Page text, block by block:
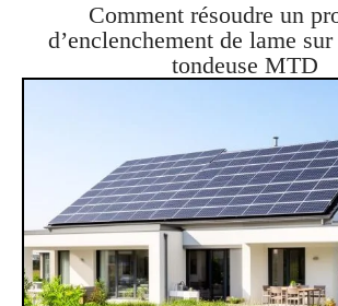
Comment résoudre un
d’enclenchement de lame
tondeuse MTD